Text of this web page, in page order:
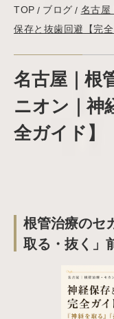
TOP ブログ
名古屋
保存と抜歯回避【完全
名古屋｜根
ニオン｜神
全ガイド】
根管治療のセ
取る・抜く」